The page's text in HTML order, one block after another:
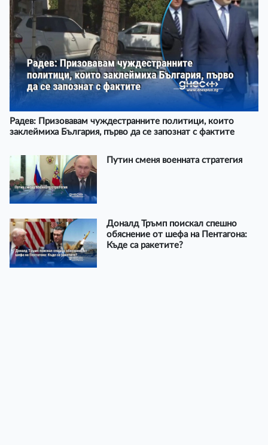
Радев: Призовавам чуждестранните политици, които
заклеймиха България, първо да се запознат с фактите
Путин сменя военната стратегия
Доналд Тръмп поискал спешно
обяснение от шефа на Пентагона:
Къде са ракетите?